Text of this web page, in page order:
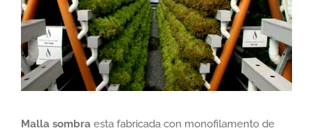
Malla sombra esta fabricada con monofilamento de